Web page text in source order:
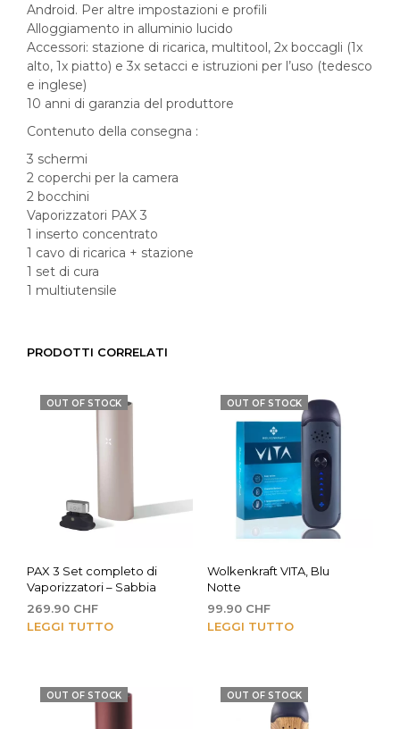
Android. Per altre impostazioni e profili
Alloggiamento in alluminio lucido
Accessori: stazione di ricarica, multitool, 2x boccagli (1x
alto, 1x piatto) e 3x setacci e istruzioni per l’uso (tedesco
e inglese)
10 anni di garanzia del produttore
Contenuto della consegna :
3 schermi
2 coperchi per la camera
2 bocchini
Vaporizzatori PAX 3
1 inserto concentrato
1 cavo di ricarica + stazione
1 set di cura
1 multiutensile
PRODOTTI CORRELATI
OUT OF STOCK
PAX 3 Set completo di
Vaporizzatori – Sabbia
269.90 CHF
LEGGI TUTTO
OUT OF STOCK
Wolkenkraft VITA, Blu
Notte
99.90 CHF
LEGGI TUTTO
OUT OF STOCK OUT OF STOCK